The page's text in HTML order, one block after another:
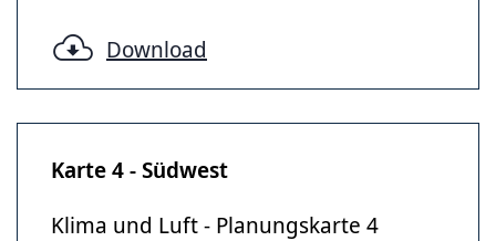
Download
Karte 4 - Südwest
Klima und Luft - Planungskarte 4